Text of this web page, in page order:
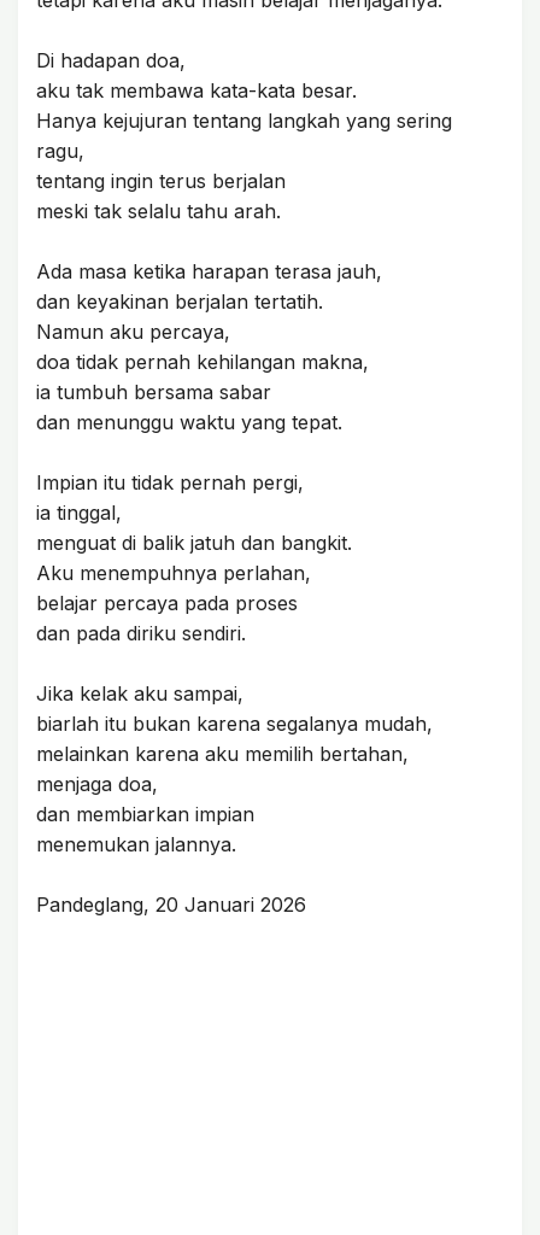
Di hadapan doa,
aku tak membawa kata-kata besar.
Hanya kejujuran tentang langkah yang sering
ragu,
tentang ingin terus berjalan
meski tak selalu tahu arah.
Ada masa ketika harapan terasa jauh,
dan keyakinan berjalan tertatih.
Namun aku percaya,
doa tidak pernah kehilangan makna,
ia tumbuh bersama sabar
dan menunggu waktu yang tepat.
Impian itu tidak pernah pergi,
ia tinggal,
menguat di balik jatuh dan bangkit.
Aku menempuhnya perlahan,
belajar percaya pada proses
dan pada diriku sendiri.
Jika kelak aku sampai,
biarlah itu bukan karena segalanya mudah,
melainkan karena aku memilih bertahan,
menjaga doa,
dan membiarkan impian
menemukan jalannya.
Pandeglang, 20 Januari 2026